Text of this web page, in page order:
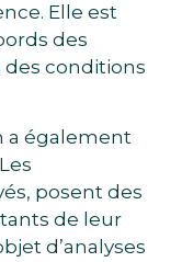
Elle est
des
des conditions
a également
posent des
de leur
d’analyses